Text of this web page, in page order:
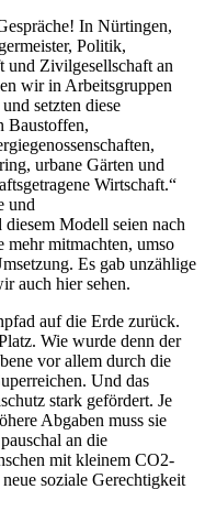
In Nürtingen,
Politik,
und Zivilgesellschaft an
wir in Arbeitsgruppen
setzten diese
Baustoffen,
urbane Gärten und
Wirtschaft.“
und
Modell seien nach
mehr mitmachten, umso
Es gab unzählige
auch hier sehen.
auf die Erde zurück.
Wie wurde denn der
vor allem durch die
Und das
stark gefördert. Je
Abgaben muss sie
an die
mit kleinem CO2-
soziale Gerechtigkeit